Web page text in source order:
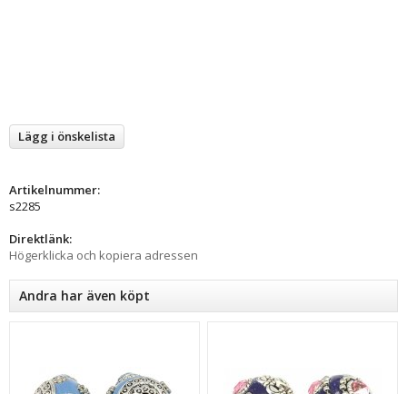
Lägg i önskelista
Artikelnummer:
s2285
Direktlänk:
Högerklicka och kopiera adressen
Andra har även köpt